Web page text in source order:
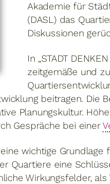
Akademie für
(DASL) das
Diskussionen
In „STADT
zeitgemäße und
beitragen. Die
Planungskultur.
Gespräche bei einer
wichtige Grundlage
Quartiere eine
Wirkungsfelder,